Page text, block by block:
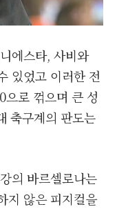
에스타, 사비와
있었고 이러한 전
으로 꺾으며 큰 성
축구계의 판도는
의 바르셀로나는
지 않은 피지컬을